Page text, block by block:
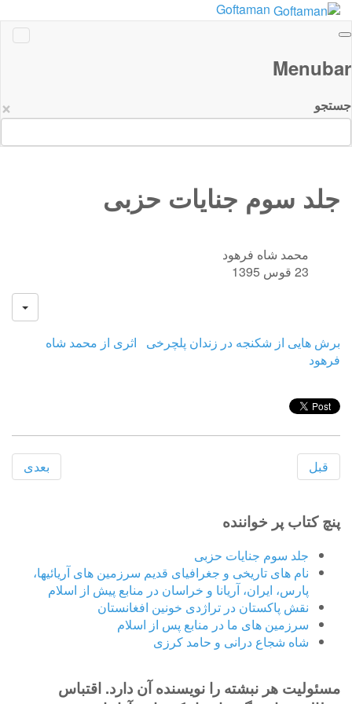
Goftaman
Menubar
×
جستجو
جلد سوم جنایات حزبی
محمد شاه فرهود
23 قوس 1395
برش هایی از شکنجه در زندان پلچرخی اثری از محمد شاه
فرهود
قبل بعدی
پنچ کتاب پر خواننده
جلد سوم جنایات حزبی
نام های تاریخی و جغرافیای قدیم سرزمین های آریائیها،
پارس، ایران، آریانا و خراسان در منابع پیش از اسلام
نقش پاکستان در تراژدی خونین افغانستان
سرزمین های ما در منابع پس از اسلام
شاه شجاع درانی و حامد کرزی
مسئولیت هر نبشته را نویسنده آن دارد. اقتباس